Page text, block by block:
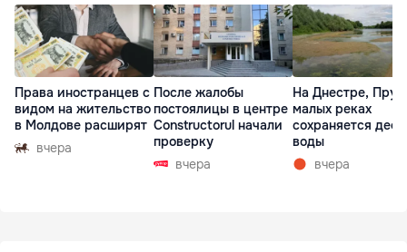
Права иностранцев с
видом на жительство
в Молдове расширят
вчера
После жалобы
постоялицы в центре
Constructorul начали
проверку
вчера
На Днестре,
малых реках
сохраняется
воды
вчера